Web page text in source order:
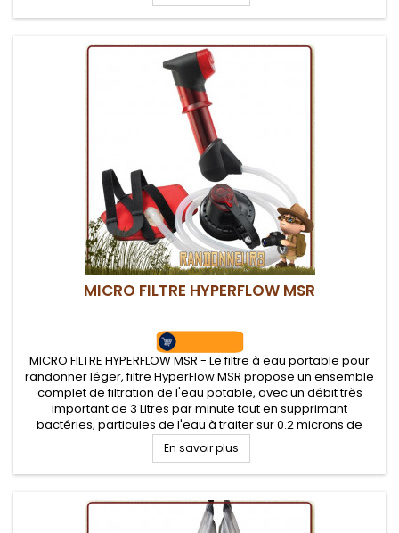
MICRO FILTRE HYPERFLOW MSR
MICRO FILTRE HYPERFLOW MSR - Le filtre à eau portable pour
randonner léger, filtre HyperFlow MSR propose un ensemble
complet de filtration de l'eau potable, avec un débit très
important de 3 Litres par minute tout en supprimant
bactéries, particules de l'eau à traiter sur 0.2 microns de
cartouche creuse
En savoir plus